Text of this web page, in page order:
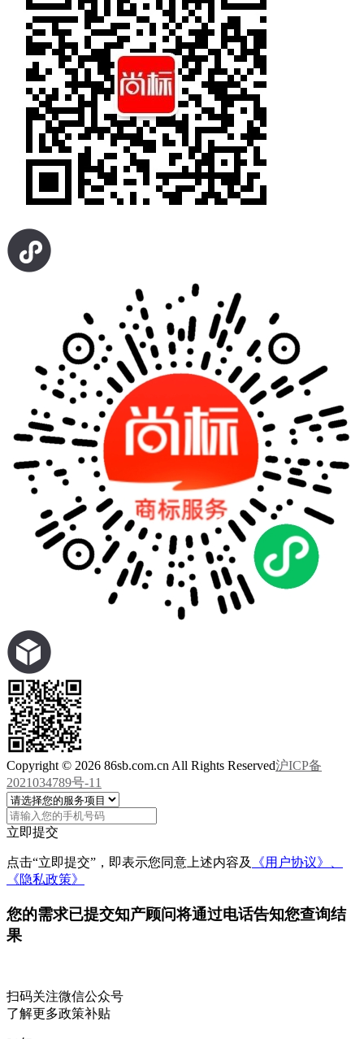
Copyright © 2026 86sb.com.cn All Rights Reserved沪ICP备
2021034789号-11
立即提交
点击“立即提交”，即表示您同意上述内容及
《用户协议》、
《隐私政策》
您的需求已提交知产顾问将通过电话告知您查询结
果
扫码关注微信公众号
了解更多政策补贴